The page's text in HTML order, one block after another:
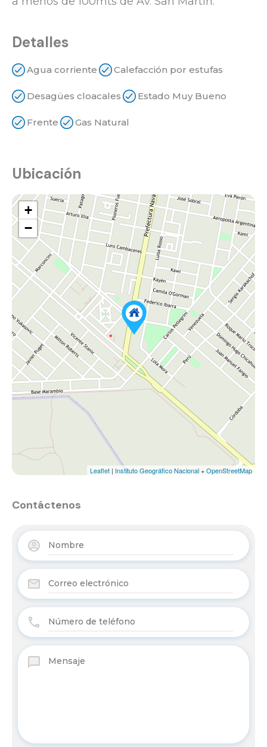
Detalles
Agua corriente Calefacción por estufas
Desagües cloacales Estado Muy Bueno
Frente Gas Natural
Ubicación
+
−
Leaflet | Instituto Geográfico Nacional+OpenStreetMap
Contáctenos